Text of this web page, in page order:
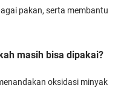
pakan, serta membantu
masih bisa dipakai?
oksidasi minyak